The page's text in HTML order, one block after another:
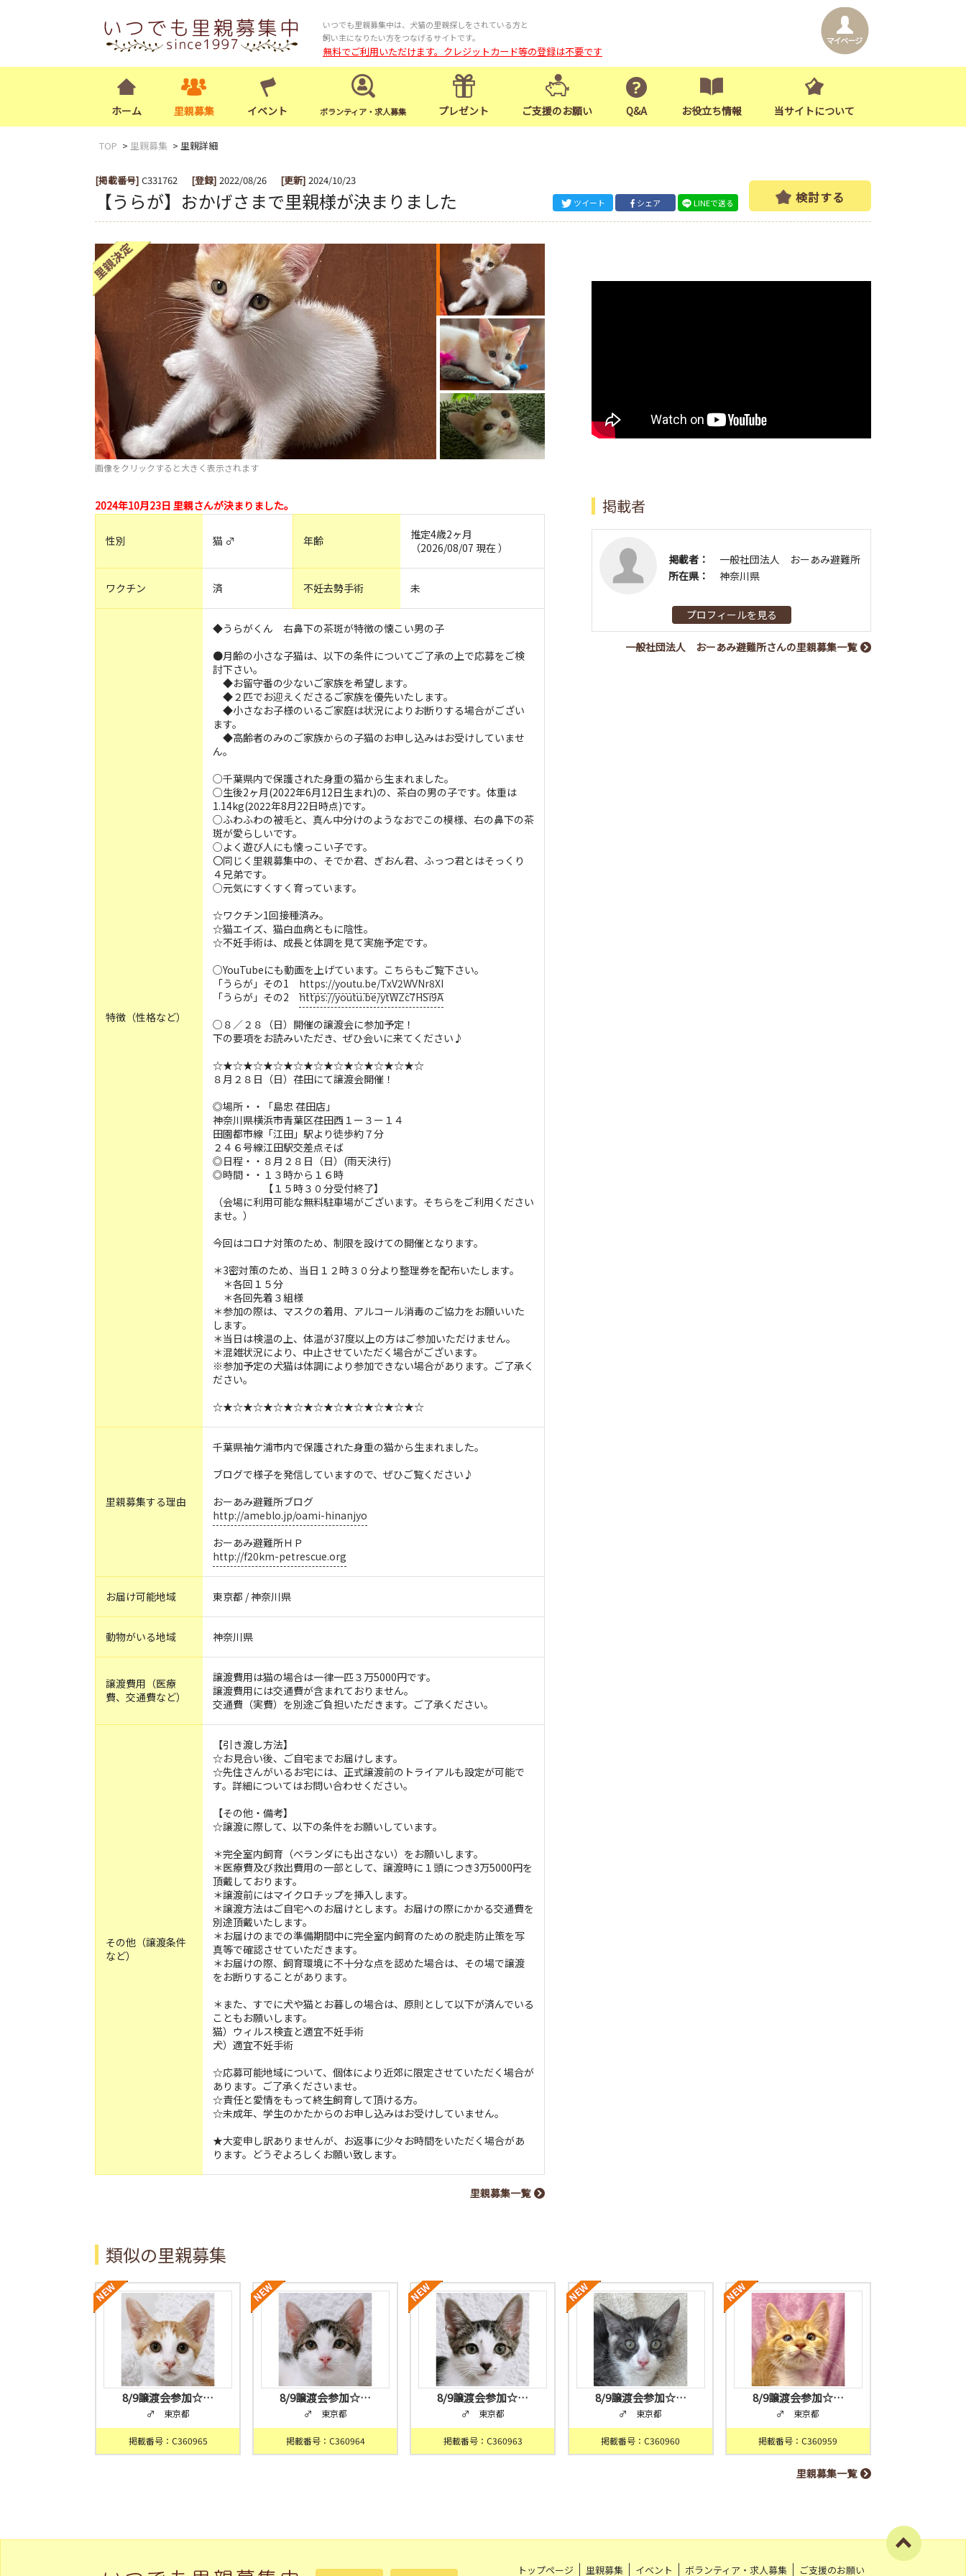
いつでも里親募集中は、犬猫の里親探しをされている方と
飼い主になりたい方をつなげるサイトです。
無料でご利用いただけます。クレジットカード等の登録は不要です
ホーム 里親募集 イベント ボランティア・求人募集 プレゼント ご支援のお願い Q&A お役立ち情報 当サイトについて
TOP 里親募集 里親詳細
[掲載番号] C331762 [登録] 2022/08/26 [更新] 2024/10/23
【うらが】おかげさまで里親様が決まりました ツイート シェア LINEで送る 検討する
画像をクリックすると大きく表示されます
2024年10月23日 里親さんが決まりました。
性別 猫 ♂ 年齢
推定4歳2ヶ月
（2026/08/07 現在 ）
ワクチン 済 不妊去勢手術 未
特徴（性格など）
◆うらがくん 右鼻下の茶斑が特徴の懐こい男の子
●月齢の小さな子猫は、以下の条件についてご了承の上で応募をご検
討下さい。
◆お留守番の少ないご家族を希望します。
◆２匹でお迎えくださるご家族を優先いたします。
◆小さなお子様のいるご家庭は状況によりお断りする場合がござい
ます。
◆高齢者のみのご家族からの子猫のお申し込みはお受けしていませ
ん。
○千葉県内で保護された身重の猫から生まれました。
○生後2ヶ月(2022年6月12日生まれ)の、茶白の男の子です。体重は
1.14kg(2022年8月22日時点)です。
○ふわふわの被毛と、真ん中分けのようなおでこの模様、右の鼻下の茶
斑が愛らしいです。
○よく遊び人にも懐っこい子です。
〇同じく里親募集中の、そでか君、ぎおん君、ふっつ君とはそっくり
４兄弟です。
○元気にすくすく育っています。
☆ワクチン1回接種済み。
☆猫エイズ、猫白血病ともに陰性。
☆不妊手術は、成長と体調を見て実施予定です。
○YouTubeにも動画を上げています。こちらもご覧下さい。
「うらが」その1 https://youtu.be/TxV2WVNr8XI
「うらが」その2 https://youtu.be/ytWZc7HSi9A
○８／２８（日）開催の譲渡会に参加予定！
下の要項をお読みいただき、ぜひ会いに来てください♪
☆★☆★☆★☆★☆★☆★☆★☆★☆★☆★☆
８月２８日（日）荏田にて譲渡会開催！
◎場所・・「島忠 荏田店」
神奈川県横浜市青葉区荏田西１ー３ー１４
田園都市線「江田」駅より徒歩約７分
２４６号線江田駅交差点そば
◎日程・・８月２８日（日）(雨天決行)
◎時間・・１３時から１６時
【１５時３０分受付終了】
（会場に利用可能な無料駐車場がございます。そちらをご利用ください
ませ。）
今回はコロナ対策のため、制限を設けての開催となります。
＊3密対策のため、当日１２時３０分より整理券を配布いたします。
＊各回１５分
＊各回先着３組様
＊参加の際は、マスクの着用、アルコール消毒のご協力をお願いいた
します。
＊当日は検温の上、体温が37度以上の方はご参加いただけません。
＊混雑状況により、中止させていただく場合がございます。
※参加予定の犬猫は体調により参加できない場合があります。ご了承く
ださい。
☆★☆★☆★☆★☆★☆★☆★☆★☆★☆★☆
里親募集する理由
千葉県袖ケ浦市内で保護された身重の猫から生まれました。
ブログで様子を発信していますので、ぜひご覧ください♪
おーあみ避難所ブログ
http://ameblo.jp/oami-hinanjyo
おーあみ避難所ＨＰ
http://f20km-petrescue.org
お届け可能地域 東京都 / 神奈川県
動物がいる地域 神奈川県
譲渡費用（医療
費、交通費など）
譲渡費用は猫の場合は一律一匹３万5000円です。
譲渡費用には交通費が含まれておりません。
交通費（実費）を別途ご負担いただきます。ご了承ください。
その他（譲渡条件
など）
【引き渡し方法】
☆お見合い後、ご自宅までお届けします。
☆先住さんがいるお宅には、正式譲渡前のトライアルも設定が可能で
す。詳細についてはお問い合わせください。
【その他・備考】
☆譲渡に際して、以下の条件をお願いしています。
＊完全室内飼育（ベランダにも出さない）をお願いします。
＊医療費及び救出費用の一部として、譲渡時に１頭につき3万5000円を
頂戴しております。
＊譲渡前にはマイクロチップを挿入します。
＊譲渡方法はご自宅へのお届けとします。お届けの際にかかる交通費を
別途頂戴いたします。
＊お届けのまでの準備期間中に完全室内飼育のための脱走防止策を写
真等で確認させていただきます。
＊お届けの際、飼育環境に不十分な点を認めた場合は、その場で譲渡
をお断りすることがあります。
＊また、すでに犬や猫とお暮しの場合は、原則として以下が済んでいる
こともお願いします。
猫）ウィルス検査と適宜不妊手術
犬）適宜不妊手術
☆応募可能地域について、個体により近郊に限定させていただく場合が
あります。ご了承くださいませ。
☆責任と愛情をもって終生飼育して頂ける方。
☆未成年、学生のかたからのお申し込みはお受けしていません。
★大変申し訳ありませんが、お返事に少々お時間をいただく場合があ
ります。どうぞよろしくお願い致します。
里親募集一覧
掲載者
掲載者：
一般社団法人 おーあみ避難所
所在県：
神奈川県
プロフィールを見る
一般社団法人 おーあみ避難所さんの里親募集一覧
類似の里親募集
8/9譲渡会参加☆…
♂ 東京都
掲載番号：C360965
8/9譲渡会参加☆…
♂ 東京都
掲載番号：C360964
8/9譲渡会参加☆…
♂ 東京都
掲載番号：C360963
8/9譲渡会参加☆…
♂ 東京都
掲載番号：C360960
8/9譲渡会参加☆…
♂ 東京都
掲載番号：C360959
里親募集一覧
トップページ 里親募集 イベント ボランティア・求人募集 ご支援のお願い